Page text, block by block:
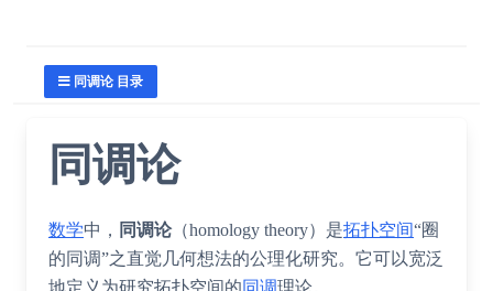
同调论 目录
同调论
数学中， 同调论（homology theory）是拓扑空间“圈
的同调”之直觉几何想法的公理化研究。它可以宽泛
地定义为研究拓扑空间的同调理论。